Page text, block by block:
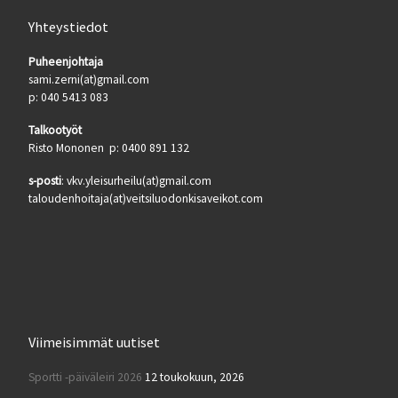
Yhteystiedot
Puheenjohtaja
sami.zerni(at)gmail.com
p: 040 5413 083
Talkootyöt
Risto Mononen p: 0400 891 132
s-posti: vkv.yleisurheilu(at)gmail.com
taloudenhoitaja(at)veitsiluodonkisaveikot.com
Viimeisimmät uutiset
Sportti -päiväleiri 2026 12 toukokuun, 2026